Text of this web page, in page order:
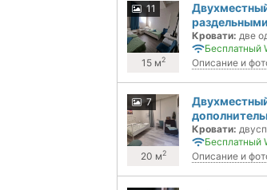
11
15 м2
Кровати: две
Бесплатный
Описание и
7
20 м2
Кровати:
Бесплатный
Описание и